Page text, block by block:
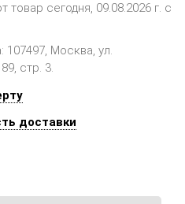
товар сегодня, 09.08.2026 г. с
Москва, ул.
стр. 3.
доставки